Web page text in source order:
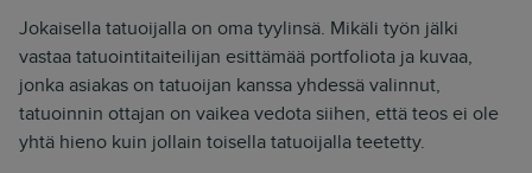
Jokaisella tatuoijalla on oma tyylinsä. Mikäli työn jälki
vastaa tatuointitaiteilijan esittämää portfoliota ja kuvaa,
jonka asiakas on tatuoijan kanssa yhdessä valinnut,
tatuoinnin ottajan on vaikea vedota siihen, että teos ei ole
yhtä hieno kuin jollain toisella tatuoijalla teetetty.